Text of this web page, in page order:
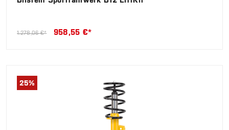
1.278,06 €* 958,55 €*
25%